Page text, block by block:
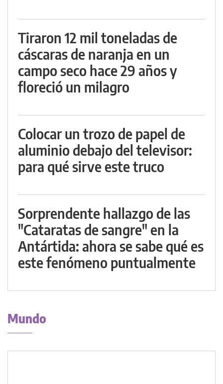
Tiraron 12 mil toneladas de
cáscaras de naranja en un
campo seco hace 29 años y
floreció un milagro
Colocar un trozo de papel de
aluminio debajo del televisor:
para qué sirve este truco
Sorprendente hallazgo de las
"Cataratas de sangre" en la
Antártida: ahora se sabe qué es
este fenómeno puntualmente
Mundo